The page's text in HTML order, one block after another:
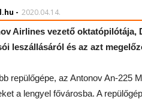
- 2020.04.14.
Airlines vezető oktatópilótája,
leszállásáról és az azt
repülőgépe, az Antonov An-225
a lengyel fővárosba. A